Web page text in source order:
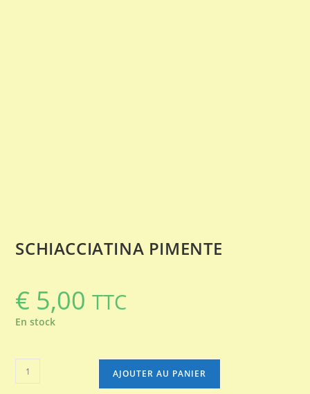
SCHIACCIATINA PIMENTE
€ 5,00 TTC
En stock
quantité
de
AJOUTER AU PANIER